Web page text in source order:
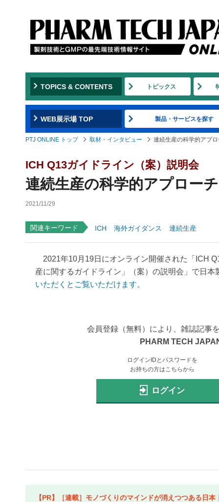
TOPICS & CONTENTS トピックス
WEB展示場 TOP 製品・サービスを探す
PTJ ONLINE トップ 取材・インタビュー 連続生産の科学的アプ
ICH Q13ガイドライン（案）説明会
連続生産の科学的アプローチ
2021/11/29
関連キーワード ICH 海外ガイダンス 連続生産
2021年10月19日にオンライン開催された「ICH
産に関するガイドライン」（案）の説明会」で日
いただくとご覧いただけます。
会員登録（無料）により、雑誌記事
PHARM TECH
ログインIDとパスワードを
お持ちの方はこちらから
ログイン
【PR】［連載］モノづくりのマインドが消えつつある日